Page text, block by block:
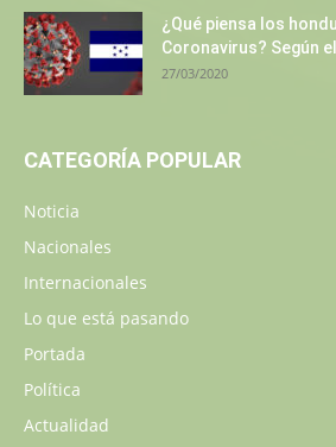
¿Qué piensa los
Coronavirus? Según
27/03/2020
CATEGORÍA POPULAR
Noticia
Nacionales
Internacionales
Lo que está pasando
Portada
Política
Actualidad